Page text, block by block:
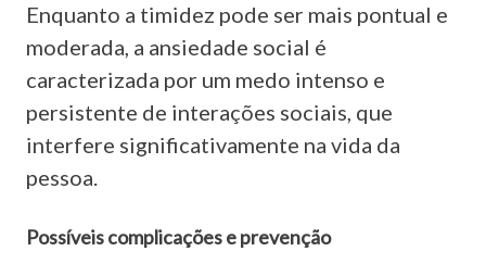
Enquanto a timidez pode ser mais pontual e
moderada, a ansiedade social é
caracterizada por um medo intenso e
persistente de interações sociais, que
interfere significativamente na vida da
pessoa.
Possíveis complicações e prevenção